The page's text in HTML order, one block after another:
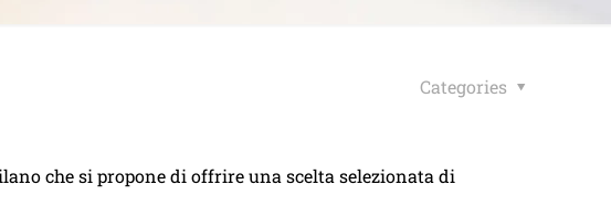
Categories
che si propone di offrire una scelta selezionata di